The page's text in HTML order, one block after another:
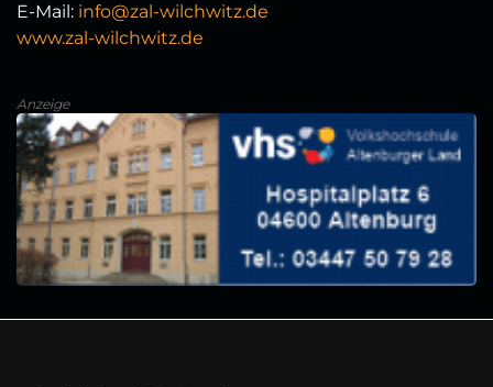
E-Mail: info@zal-wilchwitz.de
www.zal-wilchwitz.de
Anzeige